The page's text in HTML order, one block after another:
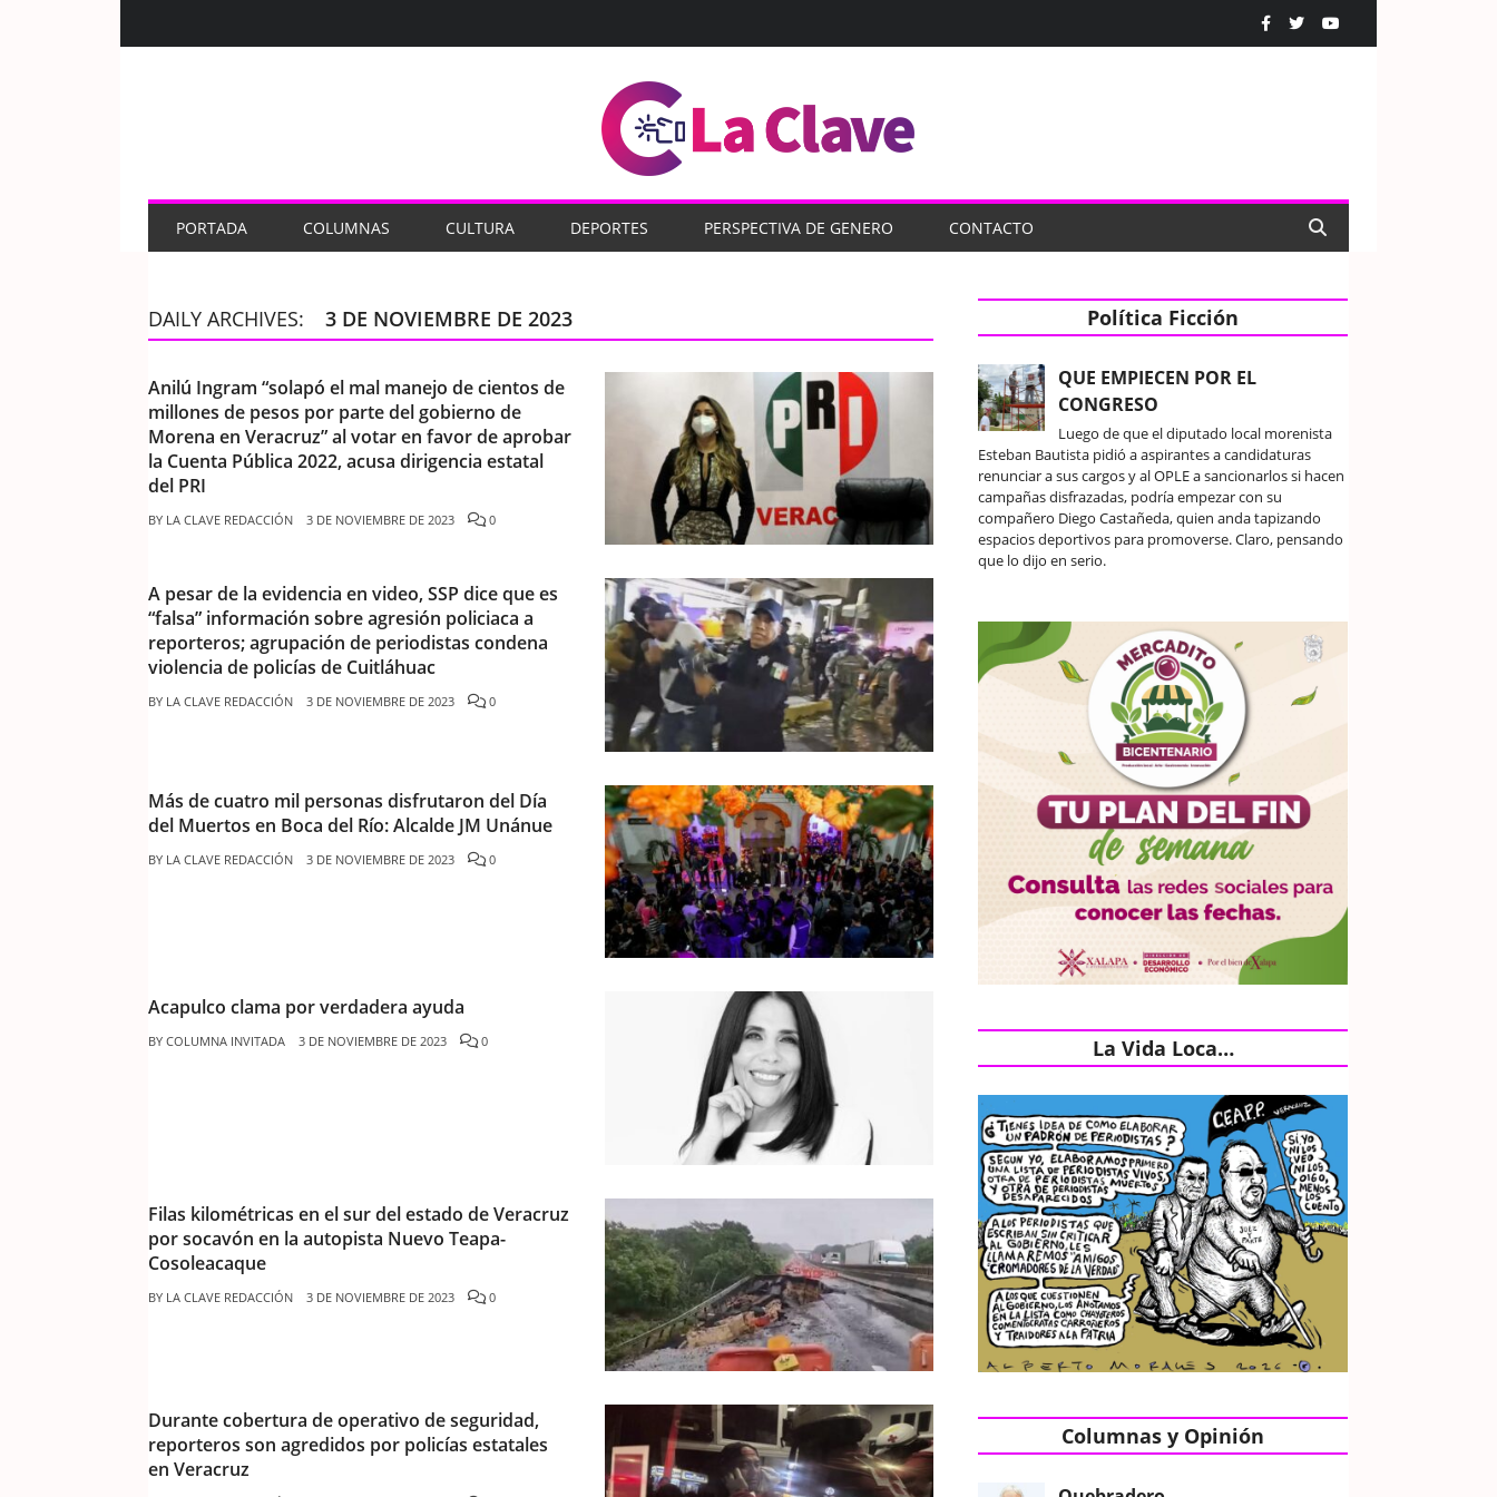
PORTADA COLUMNAS CULTURA DEPORTES PERSPECTIVA DE GENERO CONTACTO
DAILY ARCHIVES: 3 DE NOVIEMBRE DE 2023
Anilú Ingram “solapó el mal manejo de cientos de
millones de pesos por parte del gobierno de
Morena en Veracruz” al votar en favor de aprobar
la Cuenta Pública 2022, acusa dirigencia estatal
del PRI
BY LA CLAVE REDACCIÓN 3 DE NOVIEMBRE DE 2023 0
A pesar de la evidencia en video, SSP dice que es
“falsa” información sobre agresión policiaca a
reporteros; agrupación de periodistas condena
violencia de policías de Cuitláhuac
BY LA CLAVE REDACCIÓN 3 DE NOVIEMBRE DE 2023 0
Más de cuatro mil personas disfrutaron del Día
del Muertos en Boca del Río: Alcalde JM Unánue
BY LA CLAVE REDACCIÓN 3 DE NOVIEMBRE DE 2023 0
Acapulco clama por verdadera ayuda
BY COLUMNA INVITADA 3 DE NOVIEMBRE DE 2023 0
Filas kilométricas en el sur del estado de Veracruz
por socavón en la autopista Nuevo Teapa-
Cosoleacaque
BY LA CLAVE REDACCIÓN 3 DE NOVIEMBRE DE 2023 0
Durante cobertura de operativo de seguridad,
reporteros son agredidos por policías estatales
en Veracruz
Política Ficción
QUE EMPIECEN POR EL
CONGRESO
Luego de que el diputado local morenista
Esteban Bautista pidió a aspirantes a candidaturas
renunciar a sus cargos y al OPLE a sancionarlos si hacen
campañas disfrazadas, podría empezar con su
compañero Diego Castañeda, quien anda tapizando
espacios deportivos para promoverse. Claro, pensando
que lo dijo en serio.
La Vida Loca…
Columnas y Opinión